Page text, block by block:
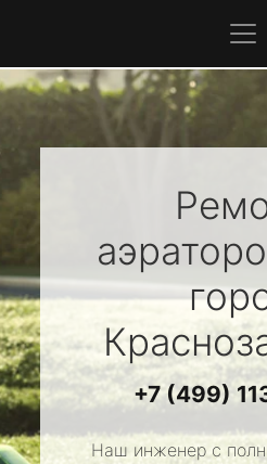
+7 (499)
Наш инженер с